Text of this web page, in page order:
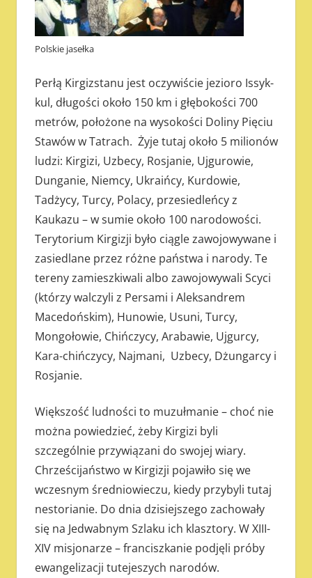
Polskie jasełka
Perłą Kirgizstanu jest oczywiście jezioro Issyk-
kul, długości około 150 km i głębokości 700
metrów, położone na wysokości Doliny Pięciu
Stawów w Tatrach. Żyje tutaj około 5 milionów
ludzi: Kirgizi, Uzbecy, Rosjanie, Ujgurowie,
Dunganie, Niemcy, Ukraińcy, Kurdowie,
Tadżycy, Turcy, Polacy, przesiedleńcy z
Kaukazu – w sumie około 100 narodowości.
Terytorium Kirgizji było ciągle zawojowywane i
zasiedlane przez różne państwa i narody. Te
tereny zamieszkiwali albo zawojowywali Scyci
(którzy walczyli z Persami i Aleksandrem
Macedońskim), Hunowie, Usuni, Turcy,
Mongołowie, Chińczycy, Arabawie, Ujgurcy,
Kara-chińczycy, Najmani, Uzbecy, Dżungarcy i
Rosjanie.
Większość ludności to muzułmanie – choć nie
można powiedzieć, żeby Kirgizi byli
szczególnie przywiązani do swojej wiary.
Chrześcijaństwo w Kirgizji pojawiło się we
wczesnym średniowieczu, kiedy przybyli tutaj
nestorianie. Do dnia dzisiejszego zachowały
się na Jedwabnym Szlaku ich klasztory. W XIII-
XIV misjonarze – franciszkanie podjęli próby
ewangelizacji tutejeszych narodów.